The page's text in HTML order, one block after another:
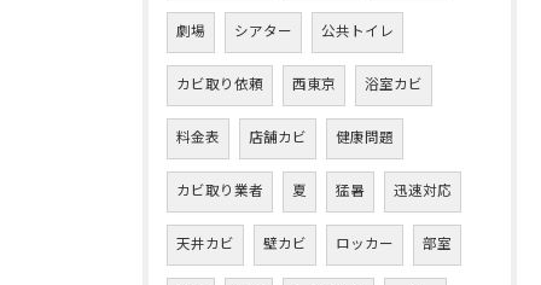
劇場 シアター 公共トイレ
カビ取り依頼 西東京 浴室カビ
料金表 店舗カビ 健康問題
カビ取り業者 夏 猛暑 迅速対応
天井カビ 壁カビ ロッカー 部室